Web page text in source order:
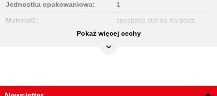
Jednostka opakowaniowa: 1
Materiał1: specjalna stal do narzędzi
35.0
Wysokość opakowania mm: 47
Pokaż więcej cechy